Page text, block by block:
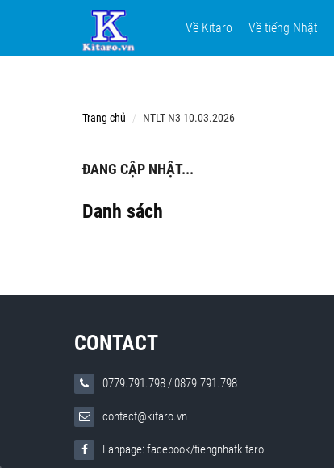
Về Kitaro Về tiếng Nhật
Trang chủ NTLT N3 10.03.2026
ĐANG CẬP NHẬT...
Danh sách
CONTACT
0779.791.798/0879.791.798
contact@kitaro.vn
Fanpage: facebook/tiengnhatkitaro